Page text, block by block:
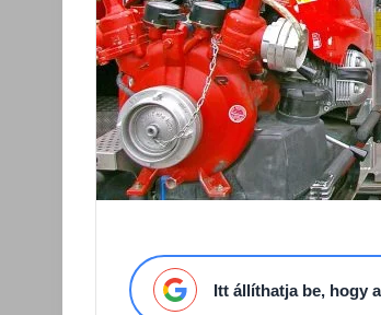
Itt állíthatja be, hogy